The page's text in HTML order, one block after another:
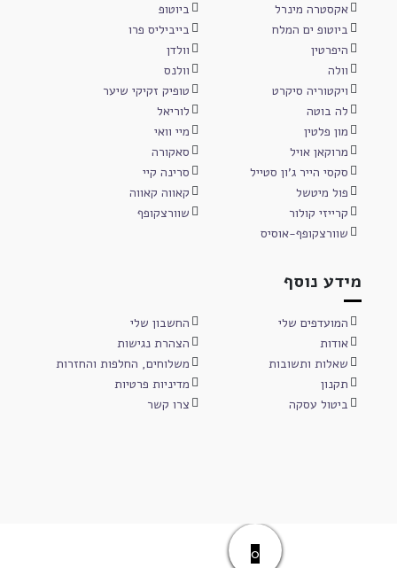
אקסטרה מינרל
ביוטופ
ביוטופ ים המלח
בייביליס פרו
היפרטין
וולדן
וולה
וולנס
ויקטוריה סיקרט
טופיק זקיקי שיער
לה בוטה
לוריאל
מון פלטין
מיי וואי
מרוקאן אויל
סאקורה
סקסי הייר ג'ון סטייל
סרינה קיי
פול מיטשל
קאווה קאווה
קרייזי קולור
שוורצקופף
שוורצקופף-אוסיס
מידע נוסף
המועדפים שלי
החשבון שלי
אודות
הצהרת נגישות
שאלות ותשובות
משלוחים, החלפות והחזרות
תקנון
מדיניות פרטיות
ביטול עסקה
צרו קשר
0